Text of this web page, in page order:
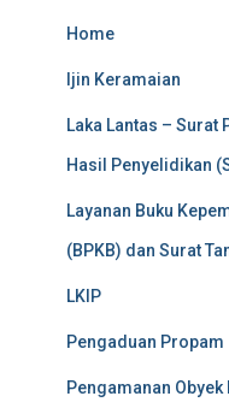
Home
Ijin Keramaian
Laka Lantas –
Hasil Penyelidikan
Layanan Buku
(BPKB) dan Surat
LKIP
Pengaduan Propam
Pengamanan Obyek